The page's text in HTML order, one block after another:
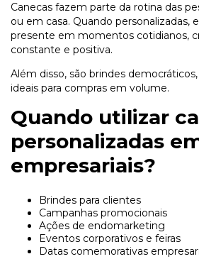
Canecas fazem parte da rotina das
ou em casa. Quando personalizadas,
presente em momentos cotidianos,
constante e positiva.
Além disso, são brindes
ideais para compras em volume.
Quando utilizar
personalizadas
empresariais?
Brindes para clientes
Campanhas promocionais
Ações de endomarketing
Eventos corporativos e feiras
Datas comemorativas